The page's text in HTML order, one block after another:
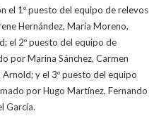
el 1º puesto del equipo de relevos
Hernández, María Moreno,
el 2º puesto del equipo de
por Marina Sánchez, Carmen
y el 3º puesto del equipo
por Hugo Martínez, Fernando
García.